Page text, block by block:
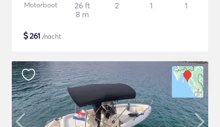
Motorboot
26 ft
8 m
2 1 1
$261 /nacht